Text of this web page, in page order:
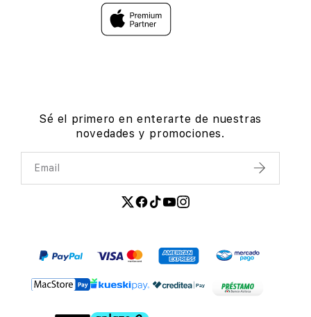
Sé el primero en enterarte de nuestras
novedades y promociones.
Email